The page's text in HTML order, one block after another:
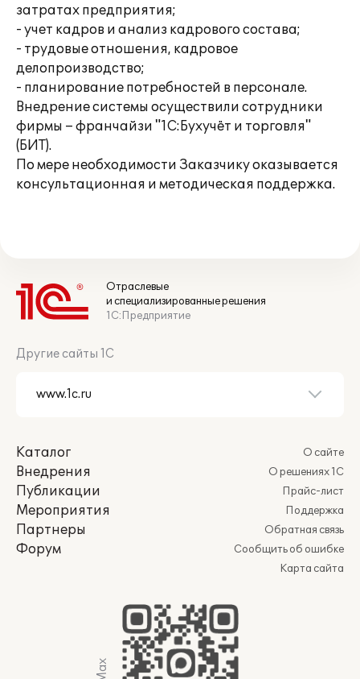
затратах предприятия;
- учет кадров и анализ кадрового состава;
- трудовые отношения, кадровое
делопроизводство;
- планирование потребностей в персонале.
Внедрение системы осуществили сотрудники
фирмы – франчайзи "1С:Бухучёт и торговля"
(БИТ).
По мере необходимости Заказчику оказывается
консультационная и методическая поддержка.
Отраслевые
и специализированные решения
1С:Предприятие
Другие сайты 1С
Каталог
Внедрения
Публикации
Мероприятия
Партнеры
Форум
О сайте
О решениях 1С
Прайс-лист
Поддержка
Обратная связь
Сообщить об ошибке
Карта сайта